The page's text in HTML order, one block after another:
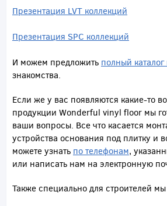
Презентация LVT коллекций
Презентация SPC коллекций
И можем предложить полный
знакомства.
Если же у вас появляются какие-то
продукции Wonderful vinyl floor мы
ваши вопросы. Все что касается
устройства основания под плитку и
можете узнать по телефонам,
или написать нам на электронную
Также специально для строителей